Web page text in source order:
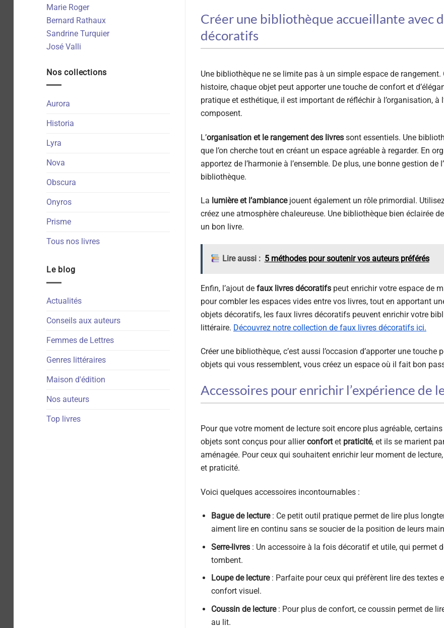
Marie Roger
Bernard Rathaux
Sandrine Turquier
José Valli
Nos collections
Aurora
Historia
Lyra
Nova
Obscura
Onyros
Prisme
Tous nos livres
Le blog
Actualités
Conseils aux auteurs
Femmes de Lettres
Genres littéraires
Maison d'édition
Nos auteurs
Top livres
Créer une bibliothèque accueillante avec
décoratifs
Une bibliothèque ne se limite pas à un simple espace de
histoire, chaque objet peut apporter une touche de confort et
pratique et esthétique, il est important de réfléchir à l’organisation,
composent.
L’organisation et le rangement des livres sont essentiels. Une
que l’on cherche tout en créant un espace agréable à regarder. En
apportez de l’harmonie à l’ensemble. De plus, une bonne gestion de
bibliothèque.
La lumière et l’ambiancejouent également un rôle primordial.
créez une atmosphère chaleureuse. Une bibliothèque bien éclairée
un bon livre.
Lire aussi : 5 méthodes pour soutenir vos auteurs préférés
Enfin, l’ajout de faux livres décoratifs peut enrichir votre espace de
pour combler les espaces vides entre vos livres, tout en apportant
objets décoratifs, les faux livres décoratifs peuvent enrichir votre
littéraire. Découvrez notre collection de faux livres décoratifs ici.
Créer une bibliothèque, c’est aussi l’occasion d’apporter une
objets qui vous ressemblent, vous créez un espace où il fait bon
Accessoires pour enrichir l’expérience de
Pour que votre moment de lecture soit encore plus agréable,
objets sont conçus pour allierconfortet praticité, et ils se marient
aménagée. Pour ceux qui souhaitent enrichir leur moment de
et praticité.
Voici quelques accessoires incontournables :
Bague de lecture: Ce petit outil pratique permet de lire plus
aiment lire en continu sans se soucier de la position de leurs
Serre-livres : Un accessoire à la fois décoratif et utile, qui permet
tombent.
Loupe de lecture: Parfaite pour ceux qui préfèrent lire des textes
confort visuel.
Coussin de lecture: Pour plus de confort, ce coussin permet de
au lit.